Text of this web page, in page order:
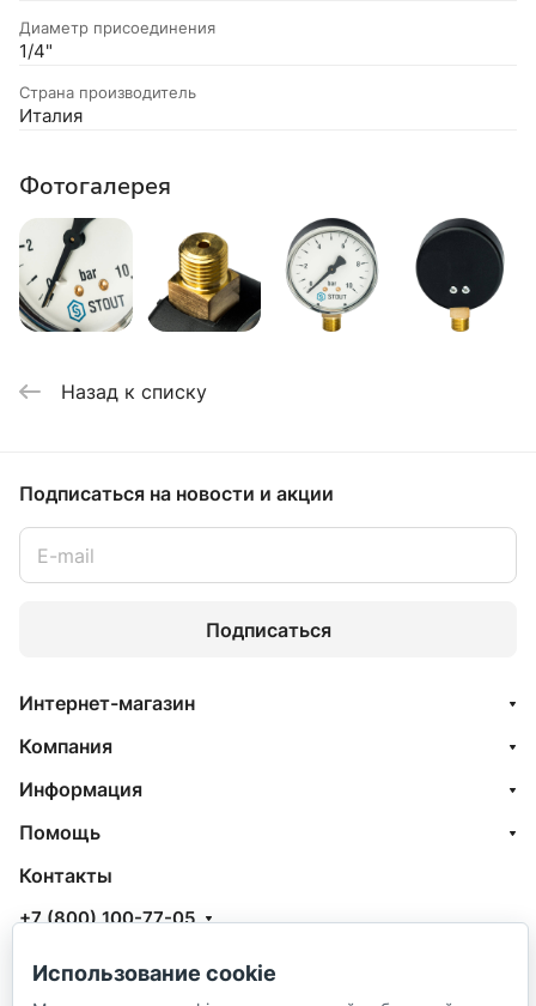
Диаметр присоединения
1/4"
Страна производитель
Италия
Фотогалерея
Назад к списку
Подписаться на новости и акции
Подписаться
Интернет-магазин
Компания
Информация
Помощь
Контакты
+7 (800) 100-77-05
info@aquatehnik.com
Использование cookie